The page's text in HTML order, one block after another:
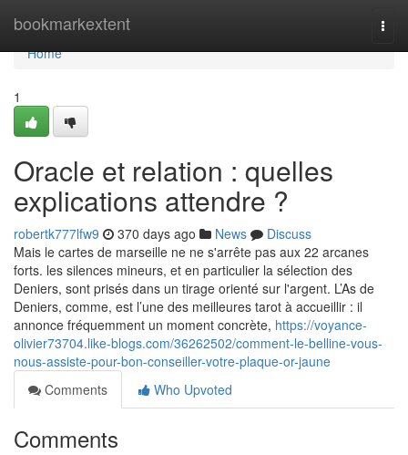
bookmarkextent
Home
Home
1
Oracle et relation : quelles
explications attendre ?
robertk777lfw9 370 days ago News
Discuss
Mais le cartes de marseille ne ne s'arrête pas aux 22 arcanes
forts. les silences mineurs, et en particulier la sélection des
Deniers, sont prisés dans un tirage orienté sur l'argent. L’As de
Deniers, comme, est l’une des meilleures tarot à accueillir : il
annonce fréquemment un moment concrète, https://voyance-
olivier73704.like-blogs.com/36262502/comment-le-belline-vous-
nous-assiste-pour-bon-conseiller-votre-plaque-or-jaune
Comments
Who Upvoted
Comments